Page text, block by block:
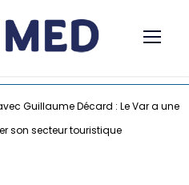
Guillaume Décard : Le Var a une
son secteur touristique